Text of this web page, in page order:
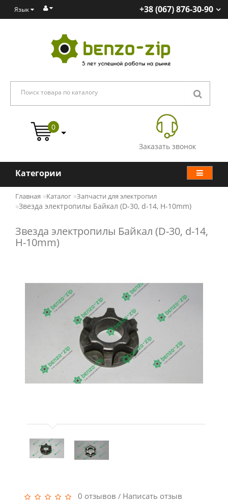
Язык +38 (067) 876-30-90
Заказать звонок
0
Категории
Главная Каталог Запчасти для электропил
Звезда электропилы Байкал (D-30, d-14, H-10mm)
Звезда электропилы Байкал (D-30, d-14,
H-10mm)
0 отзывов / Написать отзыв